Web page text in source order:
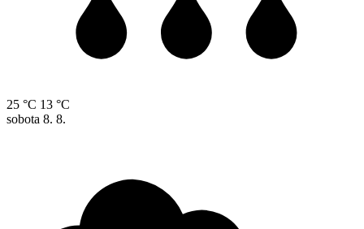
25 °C 13 °C
sobota 8. 8.